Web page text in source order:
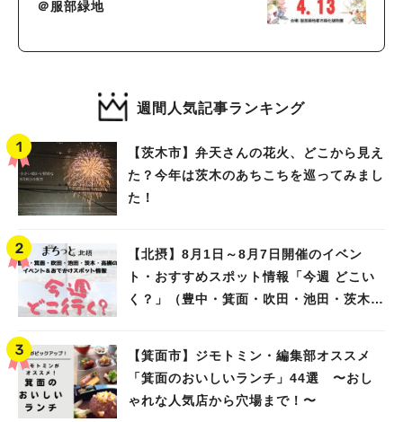
＠服部緑地
週間人気記事ランキング
【茨木市】弁天さんの花火、どこから見え
た？今年は茨木のあちこちを巡ってみまし
た！
【北摂】8月1日～8月7日開催のイベン
ト・おすすめスポット情報「今週 どこい
く？」（豊中・箕面・吹田・池田・茨木・
【箕面市】ジモトミン・編集部オススメ
「箕面のおいしいランチ」44選 〜おし
ゃれな人気店から穴場まで！〜